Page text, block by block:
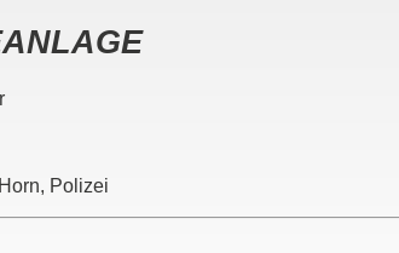
Polizei